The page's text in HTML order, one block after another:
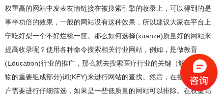
权重高的网站中发表友情链接在被搜索引擎的收录上，可以得到的是
事半功倍的效果，一般的网站没有这种效果，所以建议大家在平台上
宁吃好梨一个不好烂桃一筐。那么如何选择(xuanze)质量好的网站来
提高收录呢？使用各种命令搜索相关行业网站，例如，是做教育
(Education)行业的推广，那么就去搜索医疗行业的关键（解释:比喻事
物的重要组成部分)词(KEY)来进行网站的查找。然后，在搜索所有用
户需要进行仔细筛选，如果是一些低质量的网站可以排除。在权重高